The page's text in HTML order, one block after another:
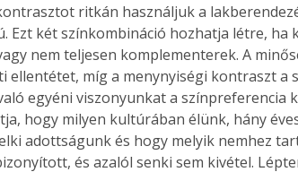
ritkán használjuk a
Ezt két színkombináció hozhatja létre, ha
nem teljesen komplementerek. A
ellentétet, míg a menynyiségi kontraszt a
egyéni viszonyunkat a színpreferencia
hogy milyen kultúrában élünk, hány
adottságunk és hogy melyik nemhez
és azalól senki sem kivétel.